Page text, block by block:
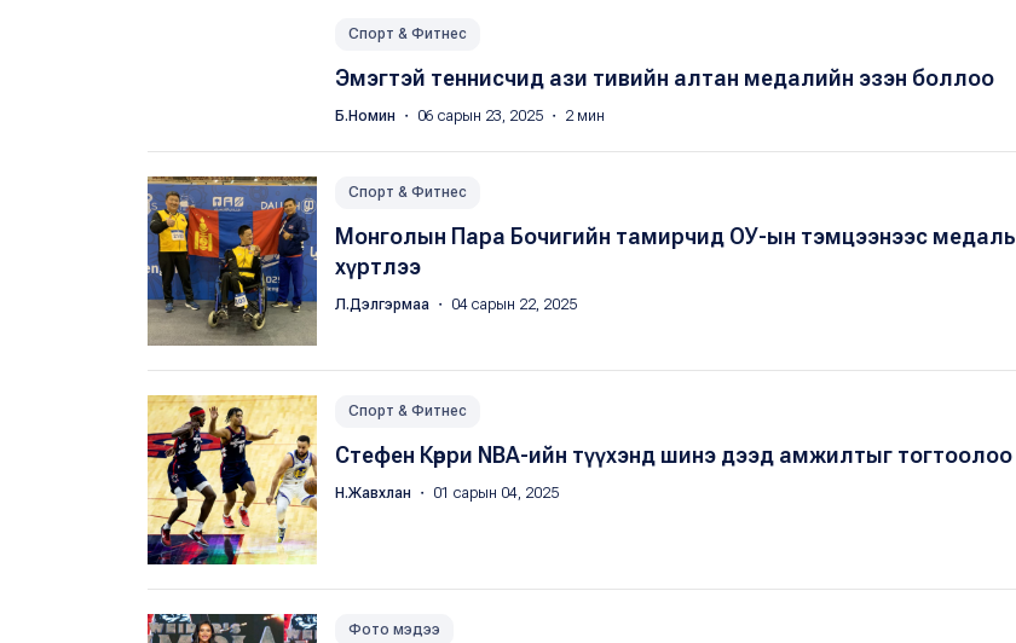
Спорт & Фитнес
Эмэгтэй теннисчид ази тивийн алтан медалийн эзэн боллоо
Б.Номин ・ 06 сарын 23, 2025 ・ 2 мин
Спорт & Фитнес
Монголын Пара Бочигийн тамирчид ОУ-ын тэмцээнээс медаль
хүртлээ
Л.Дэлгэрмаа ・ 04 сарын 22, 2025
Спорт & Фитнес
Стефен Көрри NBA-ийн түүхэнд шинэ дээд амжилтыг тогтоолоо
Н.Жавхлан ・ 01 сарын 04, 2025
Фото мэдээ